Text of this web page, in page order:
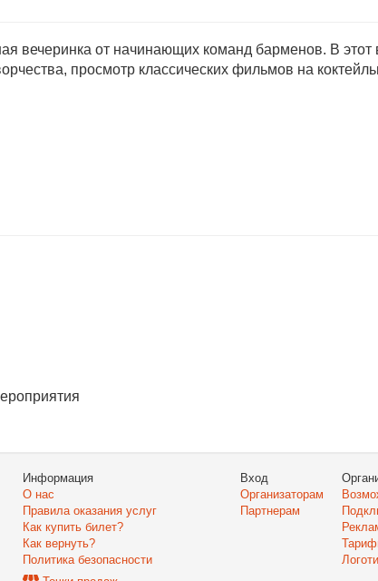
вечеринка от начинающих команд барменов. В этот
просмотр классических фильмов на
Информация
О нас
Правила оказания услуг
Как купить билет?
Как вернуть?
Политика безопасности
Вход
Организаторам
Партнерам